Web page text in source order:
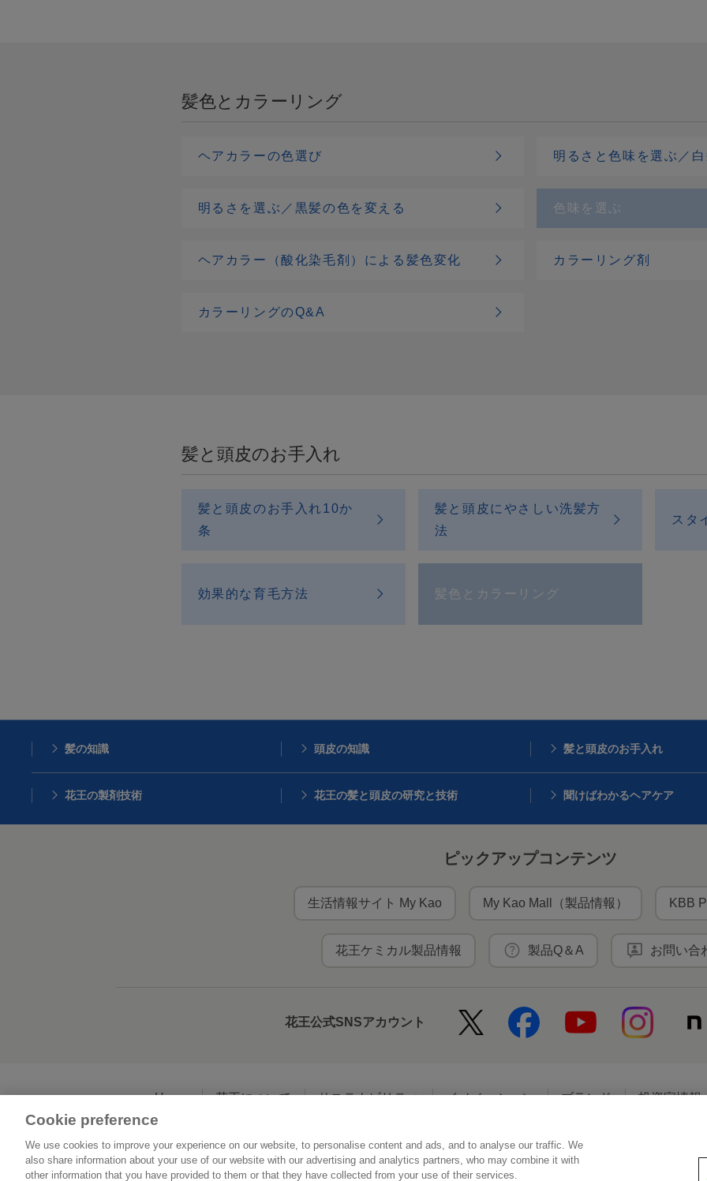
髪色とカラーリング
ヘアカラーの色選び 明るさと色味を選ぶ／
明るさを選ぶ／黒髪の色を変える 色味を選ぶ
ヘアカラー（酸化染毛剤）による髪色変化 カラーリング剤
カラーリングのQ&A
髪と頭皮のお手入れ
髪と頭皮のお手入れ10か
条
髪と頭皮にやさしい洗髪方
法
スタ
効果的な育毛方法 髪色とカラーリング
髪の知識 頭皮の知識 髪と頭皮のお手入れ
花王の製剤技術 花王の髪と頭皮の研究と技術 聞けばわかるヘアケア
ピックアップコンテンツ
生活情報サイト My Kao My Kao Mall（製品情報） KBB
花王ケミカル製品情報 製品Q＆A お問い合
花王公式SNSアカウント
Home 花王について サステナビリティ イノベーション ブランド 投資家情報
利用規約 花王のアクセシビリティ 個人情報保護方針 利用者情報の外部送信
Cookie preference
We use cookies to improve your experience on our website, to personalise content and ads, and to analyse our traffic. We
also share information about your use of our website with our advertising and analytics partners, who may combine it with
other information that you have provided to them or that they have collected from your use of their services.